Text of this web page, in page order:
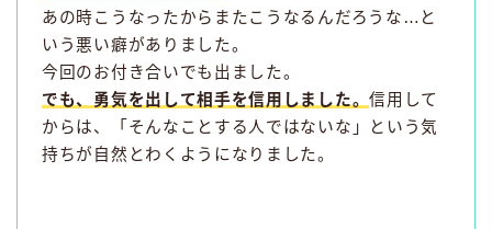
あの時こうなったからまたこうなるんだろうな…と
いう悪い癖がありました。
今回のお付き合いでも出ました。
でも、勇気を出して相手を信用しました。信用して
からは、「そんなことする人ではないな」という気
持ちが自然とわくようになりました。